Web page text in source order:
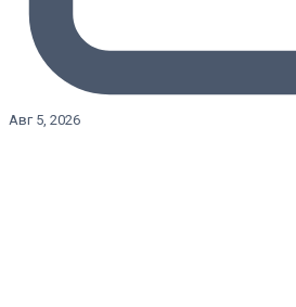
Авг 5, 2026